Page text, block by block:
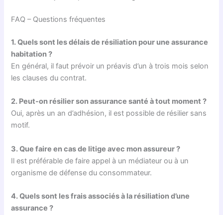
FAQ – Questions fréquentes
1. Quels sont les délais de résiliation pour une assurance
habitation ?
En général, il faut prévoir un préavis d’un à trois mois selon
les clauses du contrat.
2. Peut-on résilier son assurance santé à tout moment ?
Oui, après un an d’adhésion, il est possible de résilier sans
motif.
3. Que faire en cas de litige avec mon assureur ?
Il est préférable de faire appel à un médiateur ou à un
organisme de défense du consommateur.
4. Quels sont les frais associés à la résiliation d’une
assurance ?